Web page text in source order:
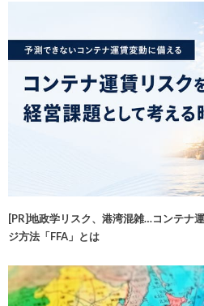
[PR]地政学リスク、港湾混雑…コンテナ
ジ方法「FFA」とは